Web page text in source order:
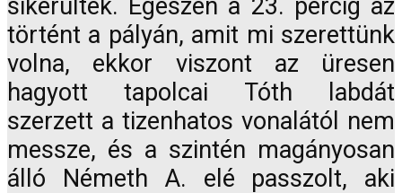
sikerültek. Egészen a 23. percig az
történt a pályán, amit mi szerettünk
volna, ekkor viszont az üresen
hagyott tapolcai Tóth labdát
szerzett a tizenhatos vonalától nem
messze, és a szintén magányosan
álló Németh A. elé passzolt, aki